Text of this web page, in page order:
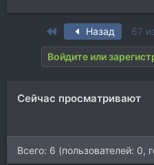
First Назад 67
Войдите или
Сейчас просматривают
Всего: 6 (пользователей: 0,